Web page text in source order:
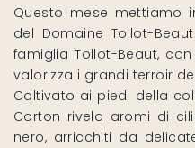
Questo mese mettiamo
del Domaine Tollot-
famiglia Tollot-Beaut,
valorizza i grandi terroir
Coltivato ai piedi della
Corton rivela aromi di
nero, arricchiti da